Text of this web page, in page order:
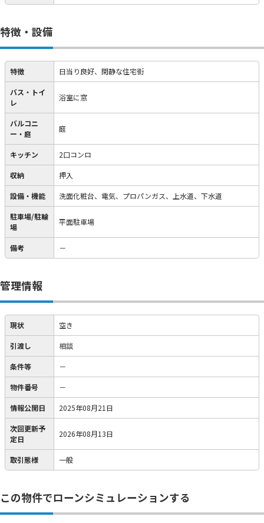
特徴・設備
特徴 日当り良好、閑静な住宅街
バス・トイ
レ
浴室に窓
バルコニ
ー・庭
庭
キッチン 2口コンロ
収納 押入
設備・機能 洗面化粧台、電気、プロパンガス、上水道、下水道
駐車場/駐輪
場
平面駐車場
備考 －
管理情報
現状 空き
引渡し 相談
条件等 －
物件番号 －
情報公開日 2025年08月21日
次回更新予
定日
2026年08月13日
取引態様 一般
この物件でローンシミュレーションする